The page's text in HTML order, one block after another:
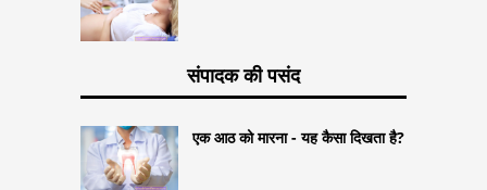
संपादक की पसंद
एक आठ को मारना - यह कैसा दिखता है?